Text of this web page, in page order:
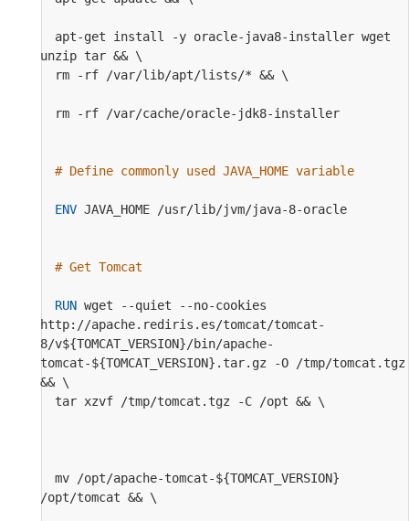
unzip tar && \
# Define commonly used JAVA_HOME variable
ENV JAVA_HOME /usr/lib/jvm/java-8-oracle
# Get Tomcat
RUN wget --quiet --no-cookies
http://apache.rediris.es/tomcat/tomcat-
8/v${TOMCAT_VERSION}/bin/apache-
tomcat-${TOMCAT_VERSION}.tar.gz -O /tmp/tomcat.tgz
&& \
  mv /opt/apache-tomcat-${TOMCAT_VERSION}
/opt/tomcat && \